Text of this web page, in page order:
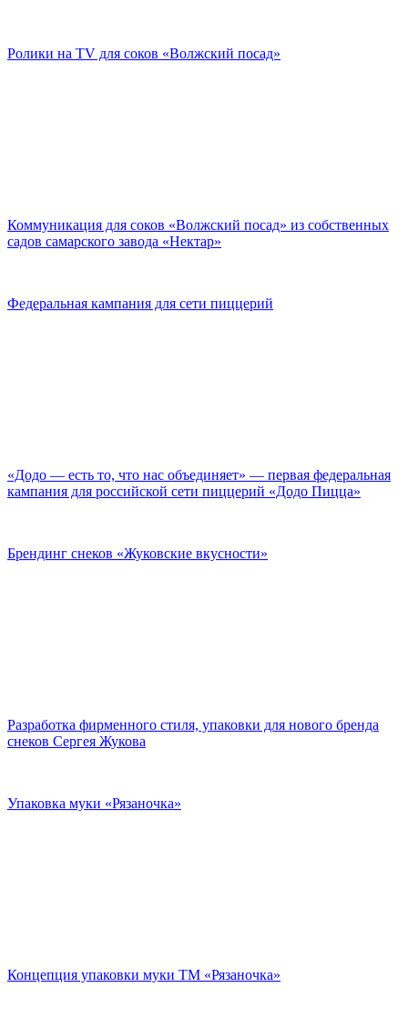
Ролики на TV для соков «Волжский посад»
Коммуникация для соков «Волжский посад» из собственных
садов самарского завода «Нектар»
Федеральная кампания для сети пиццерий
«Додо — есть то, что нас объединяет» — первая федеральная
кампания для российской сети пиццерий «Додо Пицца»
Брендинг снеков «Жуковские вкусности»
Разработка фирменного стиля, упаковки для нового бренда
снеков Сергея Жукова
Упаковка муки «Рязаночка»
Концепция упаковки муки ТМ «Рязаночка»